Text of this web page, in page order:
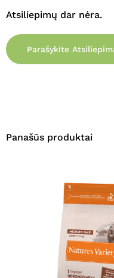
Atsiliepimų dar nėra.
Parašykite
Panašūs produktai